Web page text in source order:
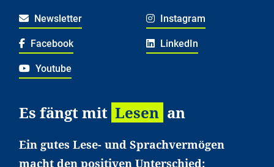
Newsletter Instagram
Facebook LinkedIn
Youtube
Es fängt mit Lesen an
Ein gutes Lese- und Sprachvermögen
macht den positiven Unterschied: